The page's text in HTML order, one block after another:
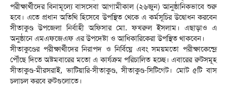
পরীক্ষার্থীদের বিনামূল্যে বাসসেবা আগামীকাল (২৬জুন) আনুষ্ঠানিকভাবে শুরু
হবে। এতে প্রধান অতিথি হিসেবে উপস্থিত থেকে এ কর্মসূচির উদ্বোধন করবেন
সীতাকুণ্ড উপজেলা নির্বাহী অফিসার মো. ফখরুল ইসলাম। এছাড়াও এ
অনুষ্ঠানে এমএফজেএফ এর উপদেষ্টা ও আধিকারিকেরা উপস্থিত থাকবেন।
সীতাকুণ্ডের পরীক্ষার্থীদের নিরাপদ ও নির্বিঘ্নে এবং সময়মতো পরীক্ষাকেন্দ্রে
পৌঁছে দিতে অষ্টমবারের মতো এ কার্যক্রম পরিচালিত হচ্ছে। এবারের রুটসমূহ
সীতাকুণ্ড-মীরসরাই, ভাটিয়ারি-সীতাকুণ্ড, সীতাকুণ্ড-সিটিগেট। মোট ৫টি বাস
চলাচল করবে রুটগুলোতে।